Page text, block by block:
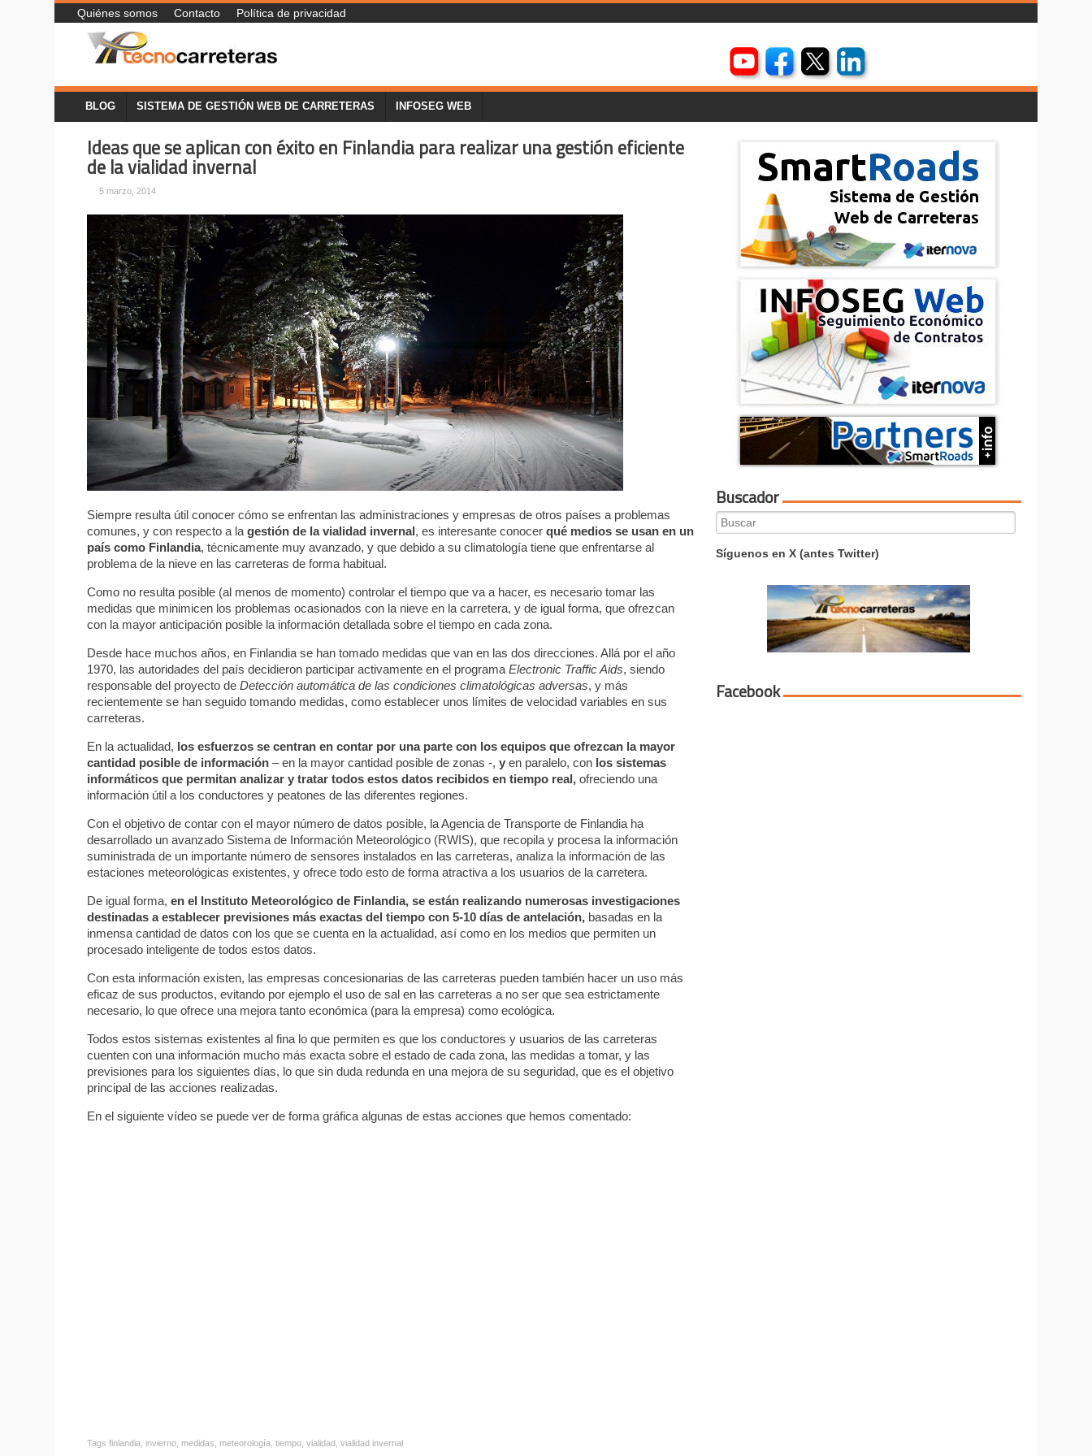
Quiénes somos Contacto Política de privacidad
BLOG SISTEMA DE GESTIÓN WEB DE CARRETERAS INFOSEG WEB
Ideas que se aplican con éxito en Finlandia para realizar una gestión eficiente
de la vialidad invernal
5 marzo, 2014
Siempre resulta útil conocer cómo se enfrentan las administraciones y empresas de otros países a problemas
comunes, y con respecto a lagestión de la vialidad invernal, es interesante conocerqué medios se usan en un
país como Finlandia, técnicamente muy avanzado, y que debido a su climatología tiene que enfrentarse al
problema de la nieve en las carreteras de forma habitual.
Como no resulta posible (al menos de momento) controlar el tiempo que va a hacer, es necesario tomar las
medidas que minimicen los problemas ocasionados con la nieve en la carretera, y de igual forma, que ofrezcan
con la mayor anticipación posible la información detallada sobre el tiempo en cada zona.
Desde hace muchos años, en Finlandia se han tomado medidas que van en las dos direcciones. Allá por el año
1970, las autoridades del país decidieron participar activamente en el programaElectronic Traffic Aids, siendo
responsable del proyecto deDetección automática de las condiciones climatológicas adversas, y más
recientemente se han seguido tomando medidas, como establecer unos límites de velocidad variables en sus
carreteras.
En la actualidad, los esfuerzos se centran en contar por una parte con los equipos que ofrezcan la mayor
cantidad posible de información – en la mayor cantidad posible de zonas -,y en paralelo, con los sistemas
informáticos que permitan analizar y tratar todos estos datos recibidos en tiempo real, ofreciendo una
información útil a los conductores y peatones de las diferentes regiones.
Con el objetivo de contar con el mayor número de datos posible, la Agencia de Transporte de Finlandia ha
desarrollado un avanzado Sistema de Información Meteorológico (RWIS), que recopila y procesa la información
suministrada de un importante número de sensores instalados en las carreteras, analiza la información de las
estaciones meteorológicas existentes, y ofrece todo esto de forma atractiva a los usuarios de la carretera.
De igual forma, en el Instituto Meteorológico de Finlandia, se están realizando numerosas investigaciones
destinadas a establecer previsiones más exactas del tiempo con 5-10 días de antelación, basadas en la
inmensa cantidad de datos con los que se cuenta en la actualidad, así como en los medios que permiten un
procesado inteligente de todos estos datos.
Con esta información existen, las empresas concesionarias de las carreteras pueden también hacer un uso más
eficaz de sus productos, evitando por ejemplo el uso de sal en las carreteras a no ser que sea estrictamente
necesario, lo que ofrece una mejora tanto económica (para la empresa) como ecológica.
Todos estos sistemas existentes al fina lo que permiten es que los conductores y usuarios de las carreteras
cuenten con una información mucho más exacta sobre el estado de cada zona, las medidas a tomar, y las
previsiones para los siguientes días, lo que sin duda redunda en una mejora de su seguridad, que es el objetivo
principal de las acciones realizadas.
En el siguiente vídeo se puede ver de forma gráfica algunas de estas acciones que hemos comentado:
Tagsfinlandia invierno medidas meteorología ,tiempo ,vialidad ,vialidad invernal
Buscador
Search
for:
Síguenos en X (antes Twitter)
Facebook